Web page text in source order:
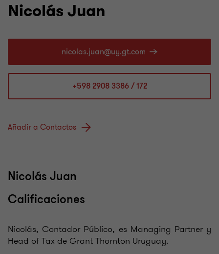
Nicolás Juan
+598 2908 3386 / 172
Añadir a Contactos
Nicolás Juan
Calificaciones
Nicolás, Contador Público, es Managing Partner y
Head of Tax de Grant Thornton Uruguay.